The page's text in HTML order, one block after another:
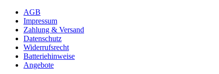
AGB
Impressum
Zahlung & Versand
Datenschutz
Widerrufsrecht
Batteriehinweise
Angebote